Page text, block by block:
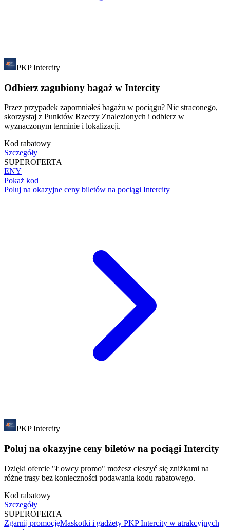
PKP Intercity
Odbierz zagubiony bagaż w Intercity
Przez przypadek zapomniałeś bagażu w pociągu? Nic straconego,
skorzystaj z Punktów Rzeczy Znalezionych i odbierz w
wyznaczonym terminie i lokalizacji.
Kod rabatowy
Szczegóły
SUPEROFERTA
ENY
Pokaż kod
Poluj na okazyjne ceny biletów na pociągi Intercity
PKP Intercity
Poluj na okazyjne ceny biletów na pociągi Intercity
Dzięki ofercie "Łowcy promo" możesz cieszyć się zniżkami na
różne trasy bez konieczności podawania kodu rabatowego.
Kod rabatowy
Szczegóły
SUPEROFERTA
Zgarnij promocjęMaskotki i gadżety PKP Intercity w atrakcyjnych